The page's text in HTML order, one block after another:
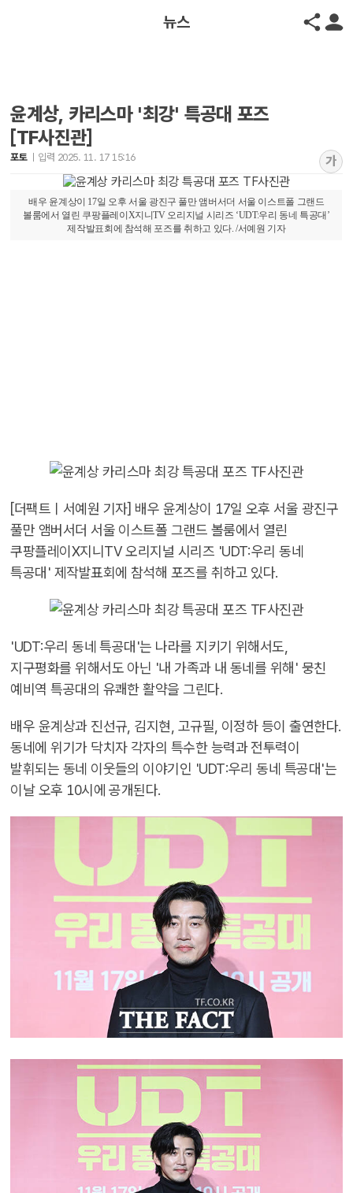
뉴스
윤계상, 카리스마 '최강' 특공대 포즈
[TF사진관]
포토 입력 2025. 11. 17 15:16 가
배우 윤계상이 17일 오후 서울 광진구 풀만 앰버서더 서울 이스트폴 그랜드
볼룸에서 열린 쿠팡플레이X지니TV 오리지널 시리즈 ‘UDT:우리 동네 특공대’
제작발표회에 참석해 포즈를 취하고 있다. /서예원 기자
[더팩트ㅣ서예원 기자] 배우 윤계상이 17일 오후 서울 광진구
풀만 앰버서더 서울 이스트폴 그랜드 볼룸에서 열린
쿠팡플레이X지니TV 오리지널 시리즈 'UDT:우리 동네
특공대' 제작발표회에 참석해 포즈를 취하고 있다.
'UDT:우리 동네 특공대'는 나라를 지키기 위해서도,
지구평화를 위해서도 아닌 '내 가족과 내 동네를 위해' 뭉친
예비역 특공대의 유쾌한 활약을 그린다.
배우 윤계상과 진선규, 김지현, 고규필, 이정하 등이 출연한다.
동네에 위기가 닥치자 각자의 특수한 능력과 전투력이
발휘되는 동네 이웃들의 이야기인 'UDT:우리 동네 특공대'는
이날 오후 10시에 공개된다.